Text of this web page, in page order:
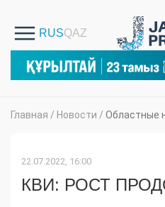
Главная / Новости / Областные
22.07.2022, 16:00
КВИ: РОСТ